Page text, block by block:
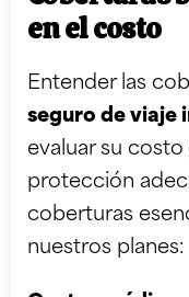
en el costo
Entender las
seguro de viaje
evaluar su
protección
coberturas
nuestros planes: